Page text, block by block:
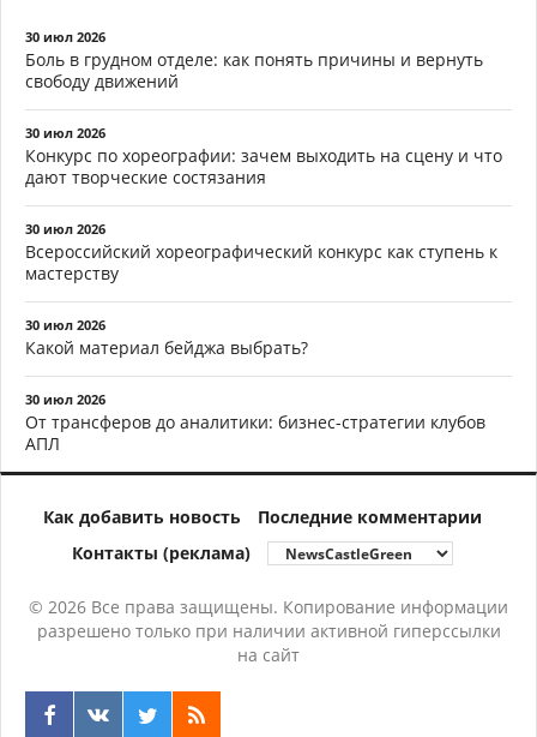
30 июл 2026
Боль в грудном отделе: как понять причины и вернуть
свободу движений
30 июл 2026
Конкурс по хореографии: зачем выходить на сцену и что
дают творческие состязания
30 июл 2026
Всероссийский хореографический конкурс как ступень к
мастерству
30 июл 2026
Какой материал бейджа выбрать?
30 июл 2026
От трансферов до аналитики: бизнес-стратегии клубов
АПЛ
Как добавить новость
Последние комментарии
Контакты (реклама)
© 2026 Все права защищены. Копирование информации
разрешено только при наличии активной гиперссылки
на сайт